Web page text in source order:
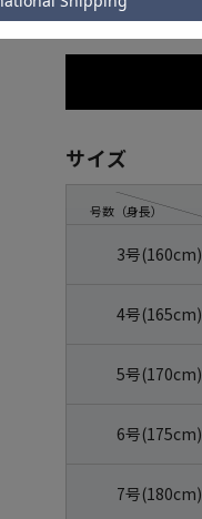
サイズ
号数（身長）
3号(160cm)
4号(165cm)
5号(170cm)
6号(175cm)
7号(180cm)